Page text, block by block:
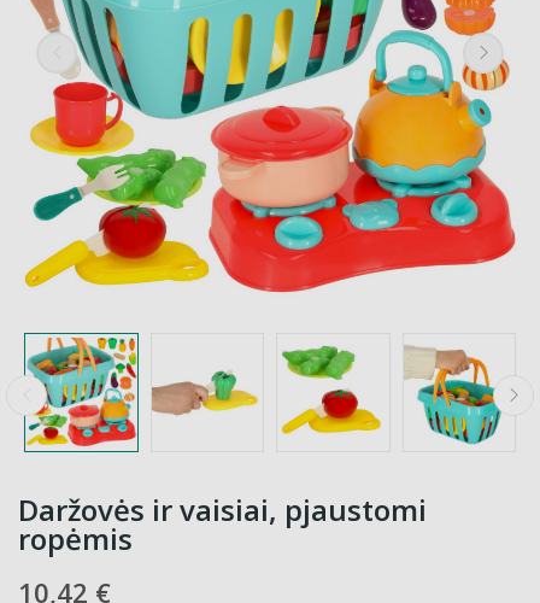
Daržovės ir vaisiai, pjaustomi
ropėmis
10,42 €